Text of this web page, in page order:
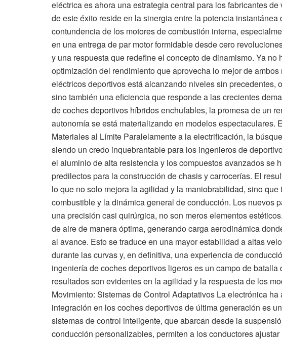
eléctrica es ahora una estrategia central para los fabricantes
de este éxito reside en la sinergia entre la potencia
contundencia de los motores de combustión interna,
en una entrega de par motor formidable desde cero
y una respuesta que redefine el concepto de dinamismo. Ya
optimización del rendimiento que aprovecha lo mejor de
eléctricos deportivos está alcanzando niveles sin precedentes,
sino también una eficiencia que responde a las crecientes
de coches deportivos híbridos enchufables, la promesa de un
autonomía se está materializando en modelos espectaculares.
Materiales al Límite Paralelamente a la electrificación, la
siendo un credo inquebrantable para los ingenieros de
el aluminio de alta resistencia y los compuestos avanzados se
predilectos para la construcción de chasis y carrocerías. El
lo que no solo mejora la agilidad y la maniobrabilidad, sino
combustible y la dinámica general de conducción. Los nuevos
una precisión casi quirúrgica, no son meros elementos
de aire de manera óptima, generando carga aerodinámica
al avance. Esto se traduce en una mayor estabilidad a altas
durante las curvas y, en definitiva, una experiencia de
ingeniería de coches deportivos ligeros es un campo de
resultados son evidentes en la agilidad y la respuesta de los
Movimiento: Sistemas de Control Adaptativos La electrónica
integración en los coches deportivos de última generación es
sistemas de control inteligente, que abarcan desde la
conducción personalizables, permiten a los conductores